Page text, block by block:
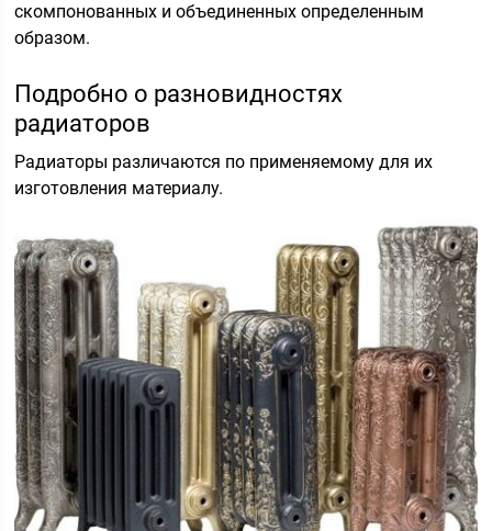
скомпонованных и объединенных определенным
образом.
Подробно о разновидностях
радиаторов
Радиаторы различаются по применяемому для их
изготовления материалу.